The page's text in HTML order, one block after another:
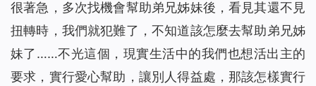
很著急，多次找機會幫助弟兄姊妹後，看見其還不見
扭轉時，我們就犯難了，不知道該怎麼去幫助弟兄姊
妹了……不光這個，現實生活中的我們也想活出主的
要求，實行愛心幫助，讓別人得益處，那該怎樣實行